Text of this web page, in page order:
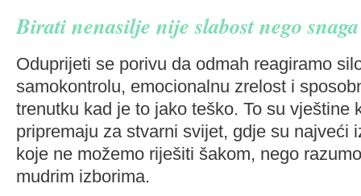
Birati nenasilje nije slabost nego snaga
Oduprijeti se porivu da odmah reagiramo
samokontrolu, emocionalnu zrelost i
trenutku kad je to jako teško. To su vještine
pripremaju za stvarni svijet, gdje su najveći
koje ne možemo riješiti šakom, nego
mudrim izborima.